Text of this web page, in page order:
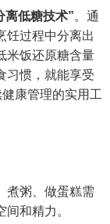
离低糖技术”。通
饪过程中分离出
米饭还原糖含量
习惯，就能享受
康管理的实用工
煮粥、做蛋糕需
和精力。